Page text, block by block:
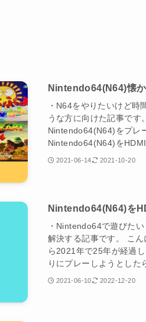
Nintendo64(N64)懐
・N64をやりたいけど時
うな方に向けた記事です
Nintendo64(N64)をプレ
Nintendo64(N64)をHDMI
2021-06-14 2021-10-20
Nintendo64(N64)を
・Nintendo64で遊びた
解決する記事です。 こ
ら2021年で25年が経過
りにプレーしようとした
2021-06-10 2022-12-20